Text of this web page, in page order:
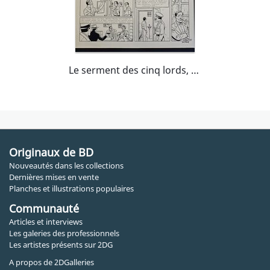
Le serment des cinq lords, planche 53
Originaux de BD
Nouveautés dans les collections
Dernières mises en vente
Planches et illustrations populaires
Communauté
Articles et interviews
Les galeries des professionnels
Les artistes présents sur 2DG
A propos de 2DGalleries